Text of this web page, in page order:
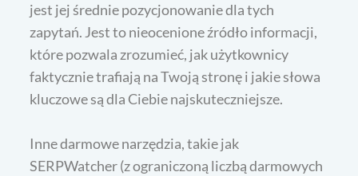
jest jej średnie pozycjonowanie dla tych
zapytań. Jest to nieocenione źródło informacji,
które pozwala zrozumieć, jak użytkownicy
faktycznie trafiają na Twoją stronę i jakie słowa
kluczowe są dla Ciebie najskuteczniejsze.
Inne darmowe narzędzia, takie jak
SERPWatcher (z ograniczoną liczbą darmowych